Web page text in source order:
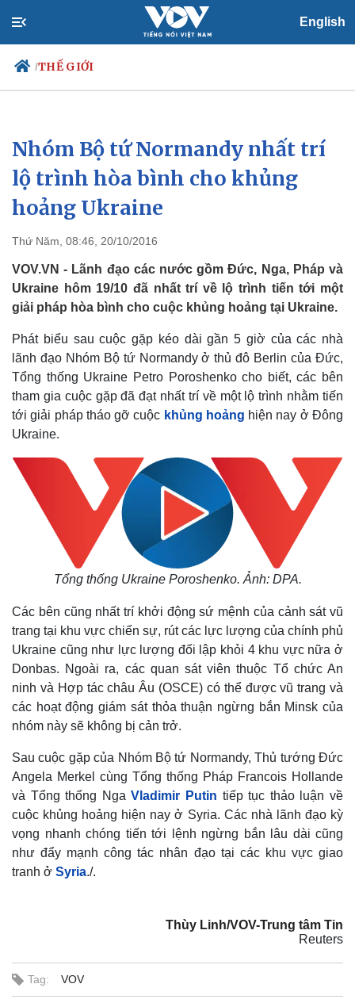
English
/THẾ GIỚI
Chính trị
Đảng
Tổ chức nhân sự
Quốc hội
Nhận diện sự thật
Xã hội
Tin 24h
Dự báo thời tiết
Nhóm Bộ tứ Normandy nhất trí
lộ trình hòa bình cho khủng
hoảng Ukraine
Thứ Năm, 08:46, 20/10/2016
VOV.VN - Lãnh đạo các nước gồm Đức, Nga, Pháp và
Ukraine hôm 19/10 đã nhất trí về lộ trình tiến tới một
giải pháp hòa bình cho cuộc khủng hoảng tại Ukraine.
Phát biểu sau cuộc gặp kéo dài gần 5 giờ của các nhà
lãnh đạo Nhóm Bộ tứ Normandy ở thủ đô Berlin của Đức,
Tổng thống Ukraine Petro Poroshenko cho biết, các bên
tham gia cuộc gặp đã đạt nhất trí về một lộ trình nhằm tiến
tới giải pháp tháo gỡ cuộc khủng hoảng hiện nay ở Đông
Ukraine.
Tổng thống Ukraine Poroshenko. Ảnh: DPA.
Các bên cũng nhất trí khởi động sứ mệnh của cảnh sát vũ
trang tại khu vực chiến sự, rút các lực lượng của chính phủ
Ukraine cũng như lực lượng đối lập khỏi 4 khu vực nữa ở
Donbas. Ngoài ra, các quan sát viên thuộc Tổ chức An
ninh và Hợp tác châu Âu (OSCE) có thể được vũ trang và
các hoạt động giám sát thỏa thuận ngừng bắn Minsk của
nhóm này sẽ không bị cản trở.
Sau cuộc gặp của Nhóm Bộ tứ Normandy, Thủ tướng Đức
Angela Merkel cùng Tổng thống Pháp Francois Hollande
và Tổng thống NgaVladimir Putin tiếp tục thảo luận về
cuộc khủng hoảng hiện nay ở Syria. Các nhà lãnh đạo kỳ
vọng nhanh chóng tiến tới lệnh ngừng bắn lâu dài cũng
như đẩy mạnh công tác nhân đạo tại các khu vực giao
tranh ở Syria./.
Thùy Linh/VOV-Trung tâm Tin
Reuters
Tag: VOV